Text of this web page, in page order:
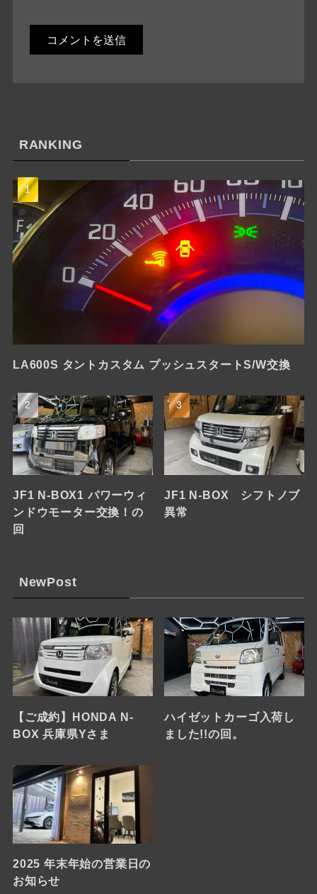
RANKING
LA600S タントカスタム プッシュスタートS/W交換
JF1 N-BOX1 パワーウィ
ンドウモーター交換！の
回
JF1 N-BOX シフトノブ
異常
NewPost
【ご成約】HONDA N-
BOX 兵庫県Yさま
ハイゼットカーゴ入荷し
ました!!の回。
2025 年末年始の営業日の
お知らせ